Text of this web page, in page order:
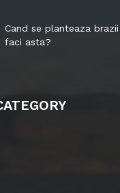
Cand se planteaza
faci asta?